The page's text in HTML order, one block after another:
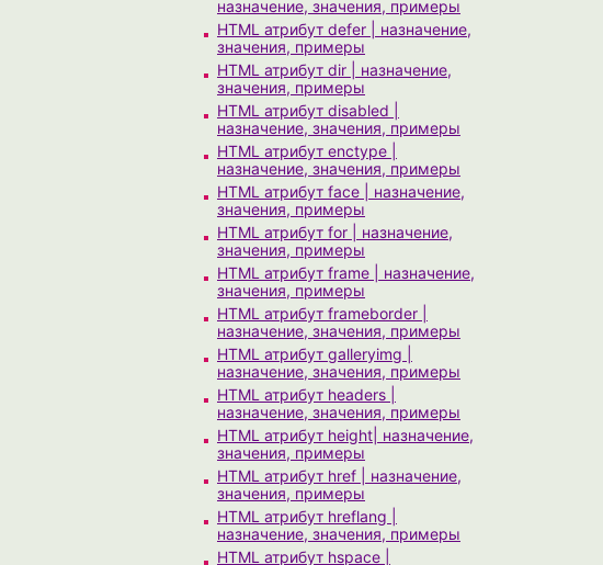
назначение, значения, примеры
HTML атрибут defer | назначение,
значения, примеры
HTML атрибут dir | назначение,
значения, примеры
HTML атрибут disabled |
назначение, значения, примеры
HTML атрибут enctype |
назначение, значения, примеры
HTML атрибут face | назначение,
значения, примеры
HTML атрибут for | назначение,
значения, примеры
HTML атрибут frame | назначение,
значения, примеры
HTML атрибут frameborder |
назначение, значения, примеры
HTML атрибут galleryimg |
назначение, значения, примеры
HTML атрибут headers |
назначение, значения, примеры
HTML атрибут height| назначение,
значения, примеры
HTML атрибут href | назначение,
значения, примеры
HTML атрибут hreflang |
назначение, значения, примеры
HTML атрибут hspace |